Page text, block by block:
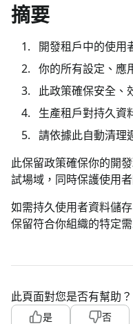
摘要
開發租戶中的使用
你的所有設定、應
此政策確保安全、
生產租戶對持久資
請依據此自動清理
此保留政策確保你的開
試場域，同時保護使用
如需持久使用者資料儲
保留符合你組織的特定需
此頁面對您是否有幫助？
是 否